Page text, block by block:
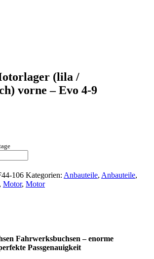
(lila /
vorne – Evo 4-9
106 Kategorien: Anbauteile, Anbauteile,
, Motor, Motor
Fahrwerksbuchsen – enorme
Passgenauigkeit